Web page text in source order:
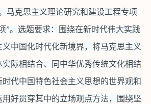
克思主义理论研究和建设工程专项
”。选题要求：围绕在新时代伟大实践
中国化时代化新境界，将马克思主义
际相结合、同中华优秀传统文化相结
代中国特色社会主义思想的世界观和
好贯穿其中的立场观点方法，围绕坚